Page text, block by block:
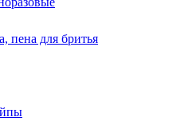
пена для бритья